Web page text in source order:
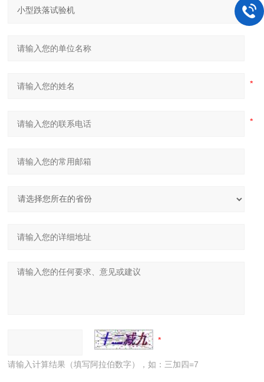
请输入计算结果（填写阿拉伯数字），如：三加四=7